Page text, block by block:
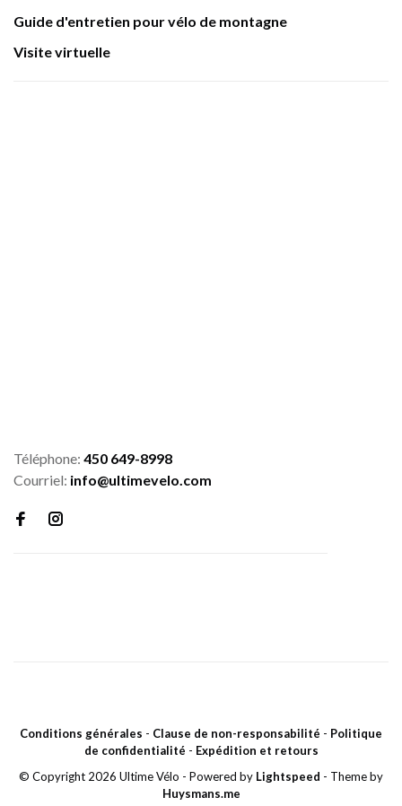
Guide d'entretien pour vélo de montagne
Visite virtuelle
Téléphone: 450 649-8998
Courriel: info@ultimevelo.com
Conditions générales - Clause de non-responsabilité - Politique
de confidentialité - Expédition et retours
© Copyright 2026 Ultime Vélo - Powered by Lightspeed - Theme by
Huysmans.me